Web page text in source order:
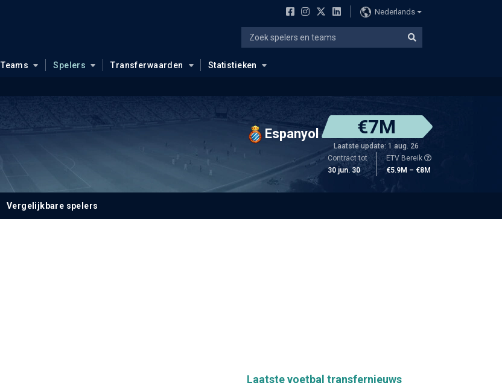
Nederlands
Teams Spelers Transferwaarden Statistieken
Espanyol €7M
Laatste update: 1 aug. 26
Contract tot
30 jun. 30
ETV Bereik
€5.9M – €8M
Vergelijkbare spelers
Laatste voetbal transfernieuws